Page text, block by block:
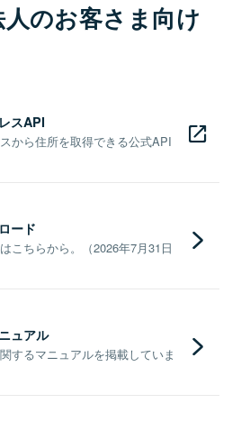
のお客さま向け
スAPI
から住所を取得できる公式API
ード
こちらから。（2026年7月31日
ュアル
するマニュアルを掲載していま